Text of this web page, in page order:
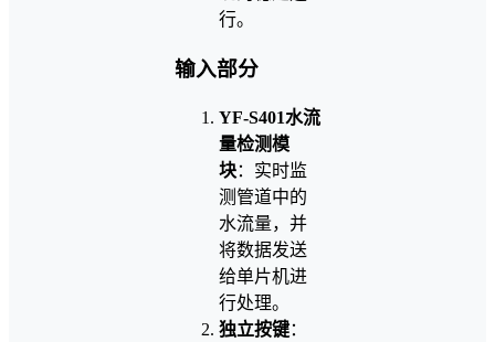
行。
输入部分
YF-S401水流
量检测模
块：实时监
测管道中的
水流量，并
将数据发送
给单片机进
行处理。
独立按键：